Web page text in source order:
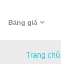
Bảng giá
Trang chủ